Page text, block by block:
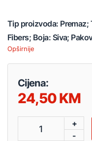
Tip proizvoda:
Fibers; Boja: Siva;
Opširnije
Cijena:
24,50
1
+
-